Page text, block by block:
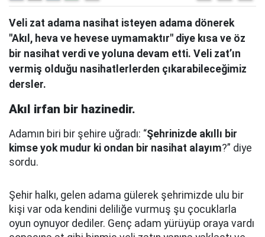
Veli zat adama nasihat isteyen adama dönerek
"Akıl, heva ve hevese uymamaktır" diye kısa ve öz
bir nasihat verdi ve yoluna devam etti. Veli zat’ın
vermiş olduğu nasihatlerlerden çıkarabileceğimiz
dersler.
Akıl irfan bir hazinedir.
Adamın biri bir şehire uğradı: “Şehrinizde akıllı bir
kimse yok mudur ki ondan bir nasihat alayım?” diye
sordu.
Şehir halkı, gelen adama gülerek şehrimizde ulu bir
kişi var oda kendini deliliğe vurmuş şu çocuklarla
oyun oynuyor dediler. Genç adam yürüyüp oraya vardı